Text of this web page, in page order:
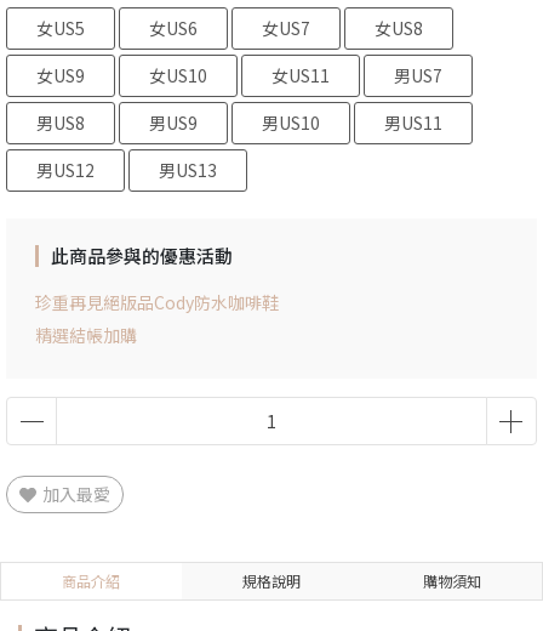
女US5
女US6 女US7
女US8
女US9
女US10 女US11
男US7
男US8
男US9 男US10
男US11
男US12
男US13
此商品參與的優惠活動
珍重再見絕版品Cody防水咖啡鞋
精選結帳加購
加入最愛
商品介紹 規格說明 購物須知